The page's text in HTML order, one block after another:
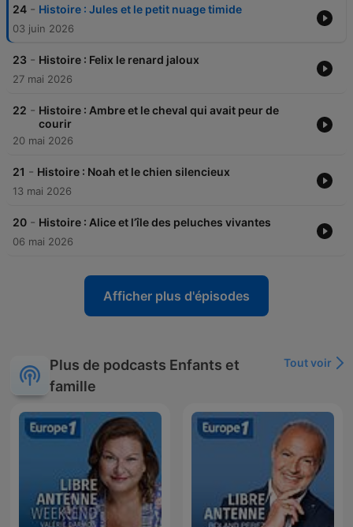
24 - Histoire : Jules et le petit nuage timide
03 juin 2026
23 - Histoire : Felix le renard jaloux
27 mai 2026
22 - Histoire : Ambre et le cheval qui avait peur de
courir
20 mai 2026
21 - Histoire : Noah et le chien silencieux
13 mai 2026
20 - Histoire : Alice et l’île des peluches vivantes
06 mai 2026
Afficher plus d'épisodes
Plus de podcasts Enfants et
famille
Tout voir